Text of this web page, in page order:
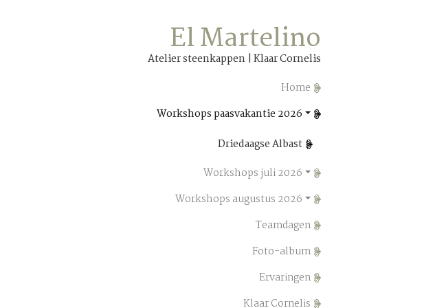
El Martelino
Atelier steenkappen | Klaar Cornelis
Home
Workshops paasvakantie 2026
Driedaagse Albast
Workshops juli 2026
Workshops augustus 2026
Teamdagen
Foto-album
Ervaringen
Klaar Cornelis